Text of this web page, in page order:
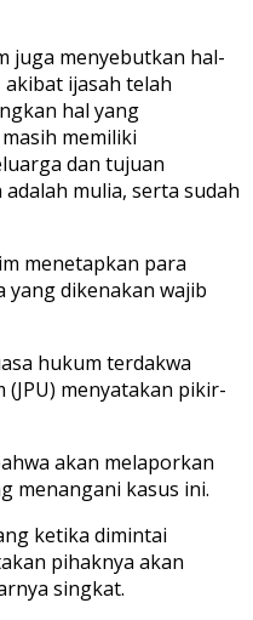
juga menyebutkan hal-
ijasah telah
hal yang
memiliki
dan tujuan
mulia, serta sudah
menetapkan para
dikenakan wajib
hukum terdakwa
menyatakan pikir-
akan melaporkan
menangani kasus ini.
ketika dimintai
pihaknya akan
singkat.